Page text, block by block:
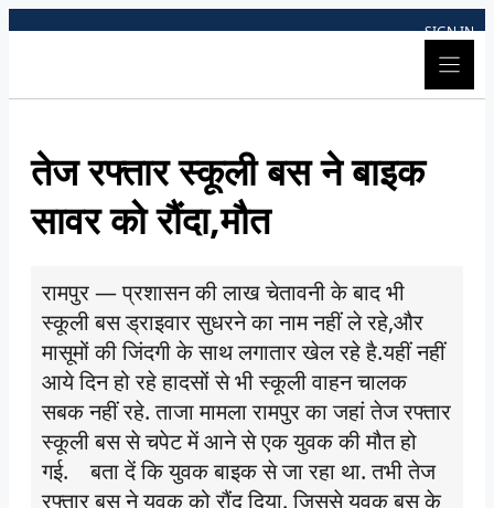
SIGN IN
तेज रफ्तार स्कूली बस ने बाइक
सावर को रौंदा,मौत
रामपुर — प्रशासन की लाख चेतावनी के बाद भी
स्कूली बस ड्राइवार सुधरने का नाम नहीं ले रहे,और
मासूमों की जिंदगी के साथ लगातार खेल रहे है.यहीं नहीं
आये दिन हो रहे हादसों से भी स्कूली वाहन चालक
सबक नहीं रहे. ताजा मामला रामपुर का जहां तेज रफ्तार
स्कूली बस से चपेट में आने से एक युवक की मौत हो
गई. बता दें कि युवक बाइक से जा रहा था. तभी तेज
रफ्तार बस ने युवक को रौंद दिया. जिससे युवक बस के